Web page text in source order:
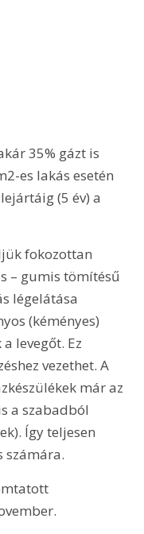
es lakás esetén
(5 év) a
– gumis tömítésű
légelátása
(kéményes)
levegőt. Ez
vezethet. A
már az
a szabadból
Így teljesen
számára.